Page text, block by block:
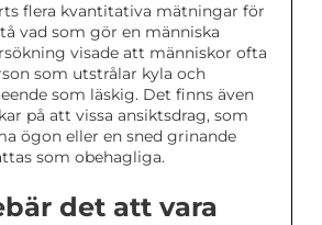
flera kvantitativa mätningar för
vad som gör en människa
visade att människor ofta
som utstrålar kyla och
som läskig. Det finns även
på att vissa ansiktsdrag, som
ögon eller en sned grinande
som obehagliga.
det att vara